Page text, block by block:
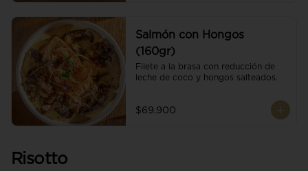
Salmón con Hongos
(160gr)
Filete a la brasa con reducción de
leche de coco y hongos salteados.
$69.900
Risotto